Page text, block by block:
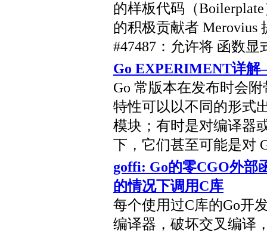
的样板代码（
的积极贡献者
#47487：允许将 函数
Go EXPERIMENT详解
Go 常版本在发布时会
特性可以以不同的形式
模块；有时是对编译器
下，它们甚至可能是对
goffi: Go的零CGO外部
的情况下调用C库
每个使用过C库的Go开
编译器，破坏交叉编译